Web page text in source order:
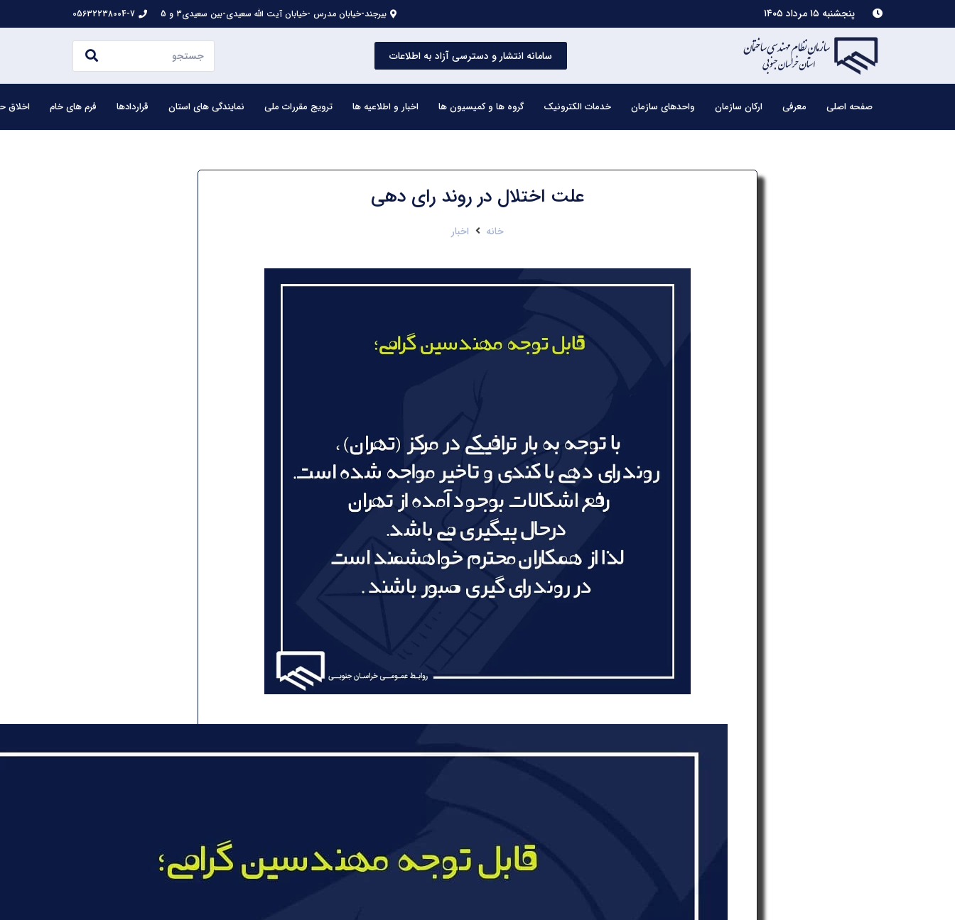
پنجشنبه ۱۵ مرداد ۱۴۰۵ بیرجند-خیابان مدرس -خیابان آیت الله سعیدی-بین سعیدی3 و 5 05632238004-7
سامانه انتشار و دسترسی آزاد به اطلاعات
صفحه اصلی معرفی ارکان سازمان واحدهای سازمان خدمات الکترونیک گروه ها و کمیسیون ها اخبار و اطلاعیه ها ترویج مقررات ملی نمایندگی های استان قراردادها فرم های خام اخلاق
علت اختلال در روند رای دهی
خانه اخبار